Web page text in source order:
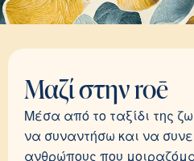
Μαζί στην roē
Μέσα από το ταξίδι της
να συναντήσω και να
ανθρώπους που